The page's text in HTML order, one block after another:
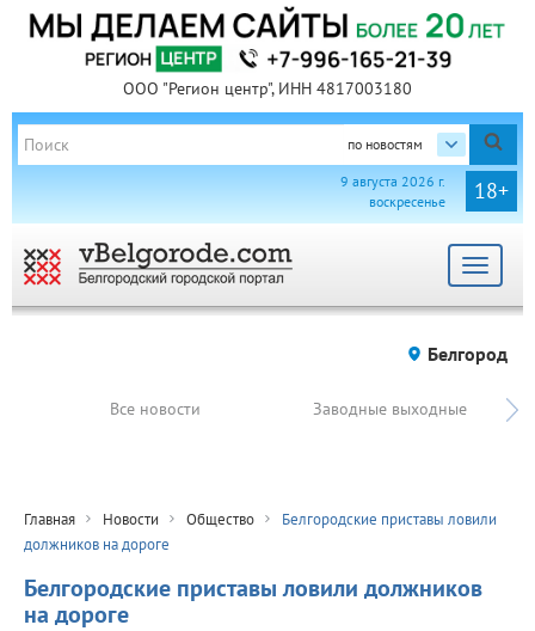
ООО "Регион центр", ИНН 4817003180
по новостям
18+
9 августа 2026 г.
воскресенье
Toggle
Белгород
Все новости Заводные выходные
Главная Новости Общество
Белгородские приставы ловили
должников на дороге
Белгородские приставы ловили должников
на дороге